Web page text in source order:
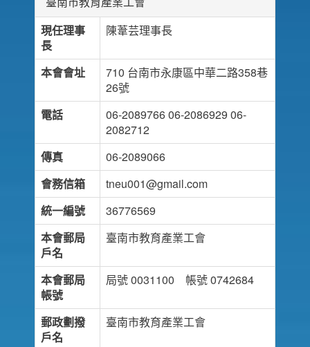
現任理事
長
陳葦芸理事長
本會會址
710 台南市永康區中華二路358巷
26號
電話
06-2089766 06-2086929 06-
2082712
傳真
06-2089066
會務信箱
tneu001@gmail.com
統一編號
36776569
本會郵局
戶名
臺南市教育產業工會
本會郵局
帳號
局號 0031100 帳號 0742684
郵政劃撥
戶名
臺南市教育產業工會